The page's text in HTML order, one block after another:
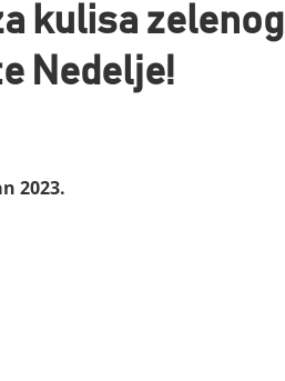
kulisa zelenog
Nedelje!
2023.